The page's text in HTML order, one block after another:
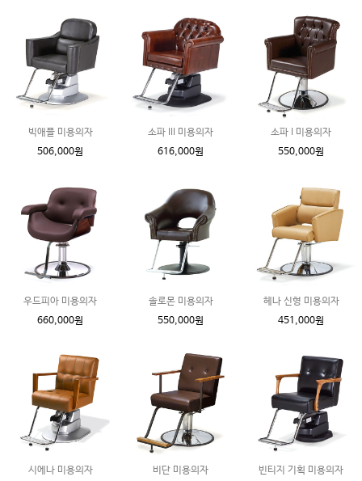
빅애플 미용의자
506,000원
소파 III 미용의자
616,000원
소파 I 미용의자
550,000원
우드피아 미용의자
660,000원
솔로몬 미용의자
550,000원
헤나 신형 미용의자
451,000원
시에나 미용의자
비단 미용의자
빈티지 기획 미용의자